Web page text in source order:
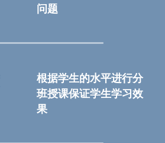
问题
根据学生的水平进行分
班授课保证学生学习效
果